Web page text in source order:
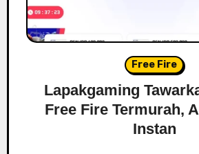
Free Fire
Lapakgaming
Free Fire Termurah,
Instan